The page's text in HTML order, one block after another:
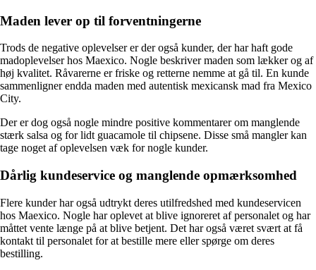
Maden lever op til forventningerne
Trods de negative oplevelser er der også kunder, der har haft gode
madoplevelser hos Maexico. Nogle beskriver maden som lækker og af
høj kvalitet. Råvarerne er friske og retterne nemme at gå til. En kunde
sammenligner endda maden med autentisk mexicansk mad fra Mexico
City.
Der er dog også nogle mindre positive kommentarer om manglende
stærk salsa og for lidt guacamole til chipsene. Disse små mangler kan
tage noget af oplevelsen væk for nogle kunder.
Dårlig kundeservice og manglende opmærksomhed
Flere kunder har også udtrykt deres utilfredshed med kundeservicen
hos Maexico. Nogle har oplevet at blive ignoreret af personalet og har
måttet vente længe på at blive betjent. Det har også været svært at få
kontakt til personalet for at bestille mere eller spørge om deres
bestilling.